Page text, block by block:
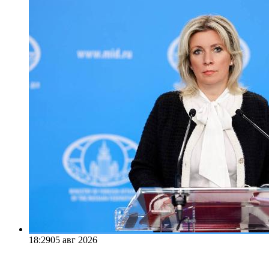
18:2905 авг 2026